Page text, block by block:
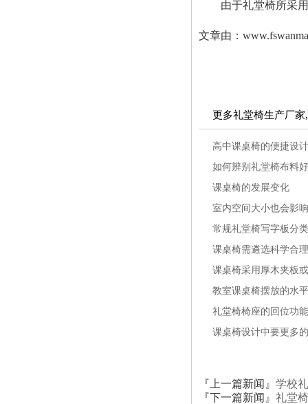
由于礼堂椅所采用
文章由：
更多礼堂椅生产厂
高中课桌椅的便捷设计
如何辨别礼堂椅布料
课桌椅的发展变化
室内空间大小也会影
常规礼堂椅写字板分类
课桌椅需遴选科学合
课桌椅采用厚木夹板
教室课桌椅摆放的水
礼堂椅椅座的回位功能
课桌椅设计中要更多
『上一篇新闻』 学校
『下一篇新闻』 礼堂